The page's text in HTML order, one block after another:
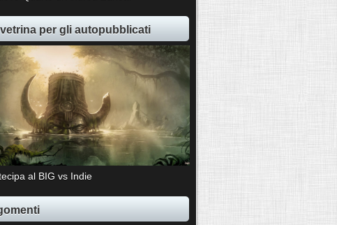
per gli autopubblicati
al BIG vs Indie